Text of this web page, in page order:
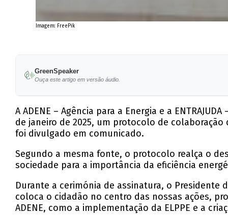
Imagem: FreePik
GreenSpeaker
Ouça este artigo em versão áudio.
A ADENE – Agência para a Energia e a
de janeiro de 2025, um protocolo de
foi divulgado em comunicado.
Segundo a mesma fonte, o protocolo realça o
sociedade para a importância da eficiência
Durante a cerimónia de assinatura, o Presidente
coloca o cidadão no centro das nossas ações,
ADENE, como a implementação da ELPPE e a